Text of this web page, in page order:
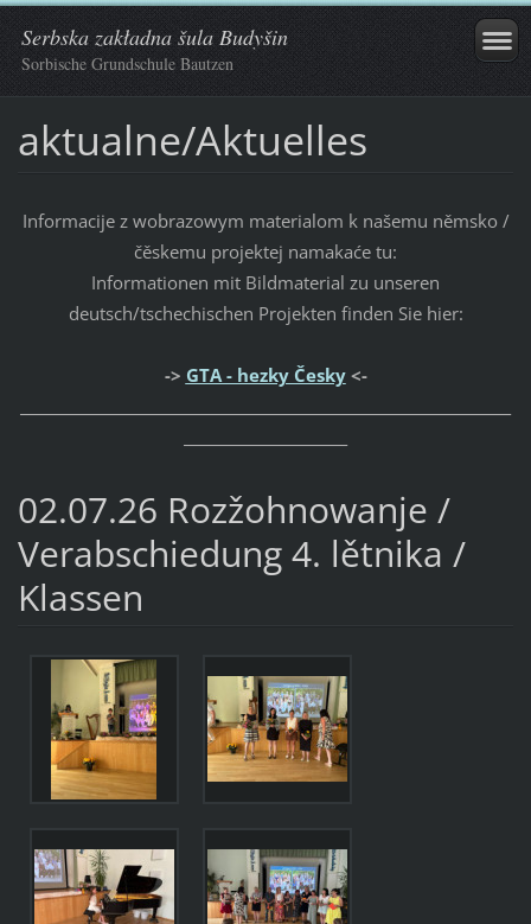
Serbska zakładna šula Budyšin
Sorbische Grundschule Bautzen
aktualne/Aktuelles
Informacije z wobrazowym materialom k našemu němsko /
čěskemu projektej namakaće tu:
Informationen mit Bildmaterial zu unseren
deutsch/tschechischen Projekten finden Sie hier:
-> GTA - hezky Česky <-
02.07.26 Rozžohnowanje /
Verabschiedung 4. lětnika /
Klassen